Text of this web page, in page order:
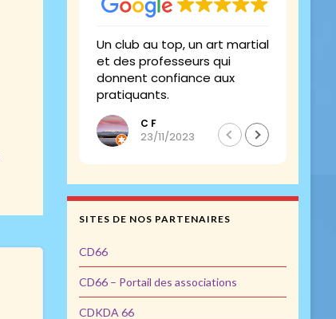
Un club au top, un art martial
et des professeurs qui
donnent confiance aux
pratiquants.
C F
23/11/2023
SITES DE NOS PARTENAIRES
CD66
CD66 – Portail des associations
CDKDA 66